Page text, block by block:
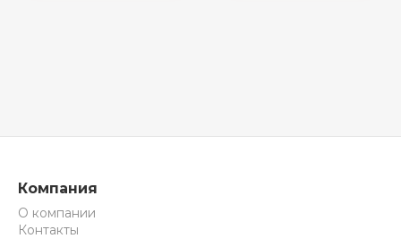
Компания
О компании
Контакты